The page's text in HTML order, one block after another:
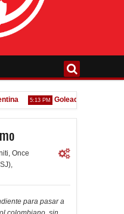
5:13 PM Goleada histórica de
, Once
,
para pasar a